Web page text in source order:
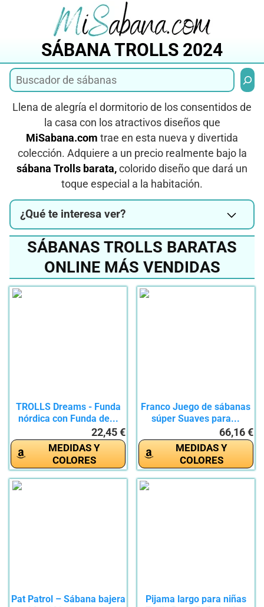
SÁBANA TROLLS 2024
Llena de alegría el dormitorio de los consentidos de
la casa con los atractivos diseños que
MiSabana.com trae en esta nueva y divertida
colección. Adquiere a un precio realmente bajo la
sábana Trolls barata, colorido diseño que dará un
toque especial a la habitación.
¿Qué te interesa ver?
SÁBANAS TROLLS BARATAS
ONLINE MÁS VENDIDAS
TROLLS Dreams - Funda
nórdica con Funda de...
22,45 €
MEDIDAS Y
COLORES
Franco Juego de sábanas
súper Suaves para...
66,16 €
MEDIDAS Y
COLORES
Pat Patrol – Sábana bajera
Pijama largo para niñas